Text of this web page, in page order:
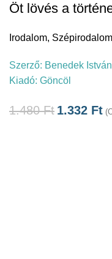
Öt lövés a
Irodalom, Szépirodalom
Szerző: Benedek
Kiadó: Göncöl
1.480Ft 1.332 Ft